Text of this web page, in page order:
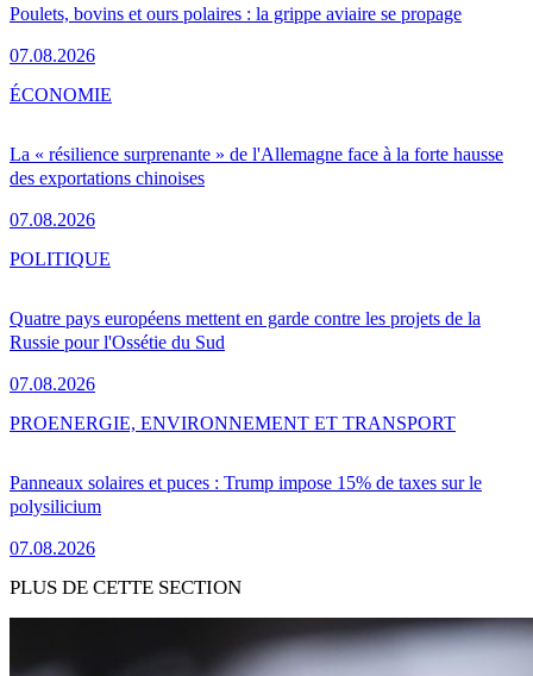
Poulets, bovins et ours polaires : la grippe aviaire se propage
07.08.2026
La « résilience surprenante » de l'Allemagne face à la forte hausse
des exportations chinoises
07.08.2026
ÉCONOMIE
Quatre pays européens mettent en garde contre les projets de la
Russie pour l'Ossétie du Sud
07.08.2026
POLITIQUE
Panneaux solaires et puces : Trump impose 15% de taxes sur le
polysilicium
07.08.2026
PROENERGIE, ENVIRONNEMENT ET TRANSPORT
PLUS DE CETTE SECTION